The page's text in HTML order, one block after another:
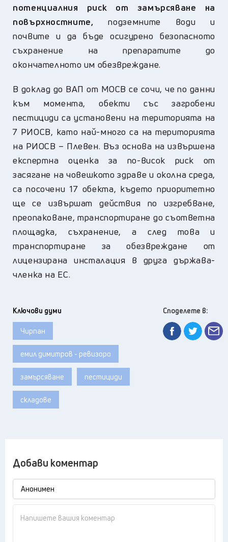
потенциалния риск от замърсяване на
повърхностните, подземните води и
почвите и да бъде осигурено безопасното
съхранение на препаратите до
окончателното им обезвреждане.
В доклад до ВАП от МОСВ се сочи, че по данни
към момента, обекти със загробени
пестициди са установени на територията на
7 РИОСВ, като най-много са на територията
на РИОСВ – Плевен. Въз основа на извършена
експертна оценка за по-висок риск от
засягане на човешкото здраве и околна среда,
са посочени 17 обекта, където приоритетно
ще се извършат действия по изгребване,
преопаковане, транспортиране до съответна
площадка, съхранение, а след това и
транспортиране за обезвреждане от
лицензирана инсталация в друга държава-
членка на ЕС.
Ключови думи
Чирпан
емил димитров - ревизоро
замърсяване пестициди
складове
Споделете в:
Добави коментар